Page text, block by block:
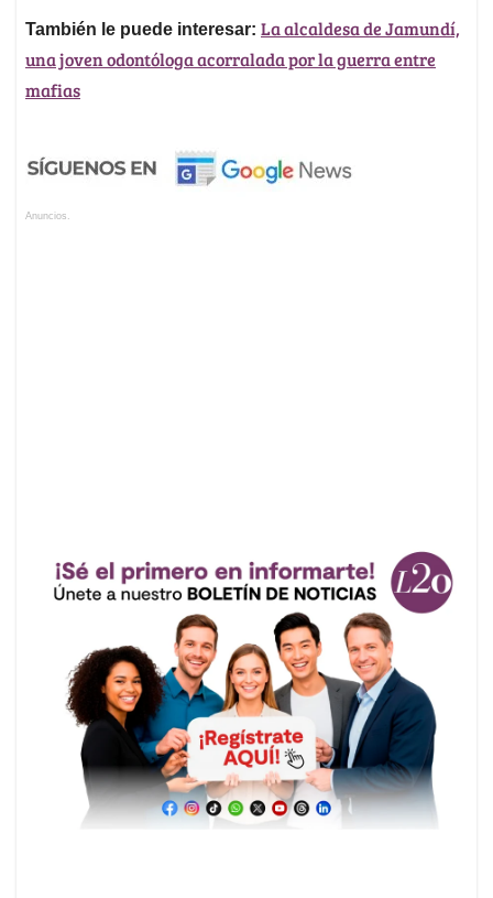
También le puede interesar: La alcaldesa de Jamundí,
una joven odontóloga acorralada por la guerra entre
mafias
Anuncios.